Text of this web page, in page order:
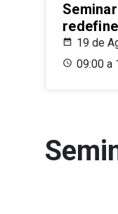
19 de
09:00 a